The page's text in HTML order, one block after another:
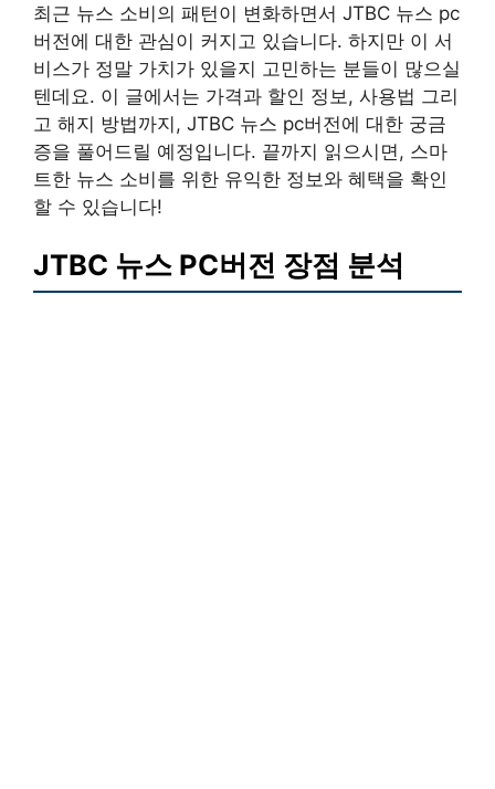
최근 뉴스 소비의 패턴이 변화하면서 JTBC 뉴스 pc
버전에 대한 관심이 커지고 있습니다. 하지만 이 서
비스가 정말 가치가 있을지 고민하는 분들이 많으실
텐데요. 이 글에서는 가격과 할인 정보, 사용법 그리
고 해지 방법까지, JTBC 뉴스 pc버전에 대한 궁금
증을 풀어드릴 예정입니다. 끝까지 읽으시면, 스마
트한 뉴스 소비를 위한 유익한 정보와 혜택을 확인
할 수 있습니다!
JTBC 뉴스 PC버전 장점 분석